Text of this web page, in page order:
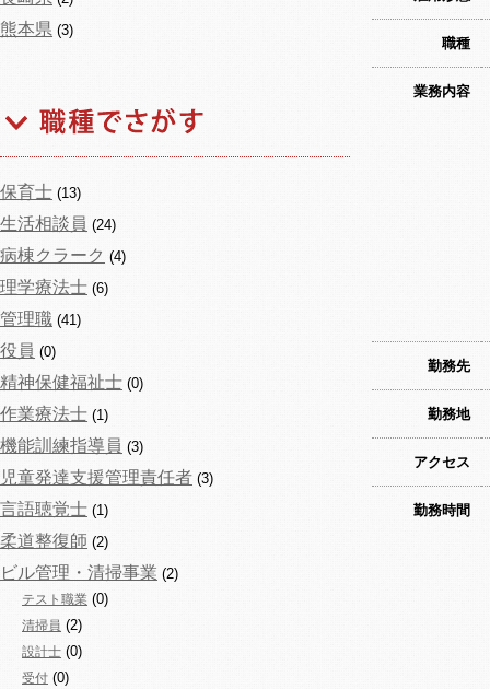
熊本県 (3)
保育士 (13)
生活相談員 (24)
病棟クラーク (4)
理学療法士 (6)
管理職 (41)
役員 (0)
精神保健福祉士 (0)
作業療法士 (1)
機能訓練指導員 (3)
児童発達支援管理責任者 (3)
言語聴覚士 (1)
柔道整復師 (2)
ビル管理・清掃事業 (2)
テスト職業 (0)
清掃員 (2)
設計士 (0)
受付 (0)
職種
業務内容
勤務先
勤務地
アクセス
勤務時間